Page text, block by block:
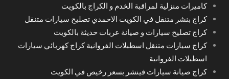
كاميرات منزلية لمراقبة الخدم و الكراج بالكويت
كراج بنشر متنقل في الكويت الاحمدي تصليح سيارات متنقل
كراج تصليح سيارات و صيانة عربات حديثة بالكويت
كراج سيارات متنقل اسطبلات الفروانية كراج كهربائي سيارات
اسطبلات الفروانية
كراج صيانة سيارات فينشر بسعر رخيص في الكويت